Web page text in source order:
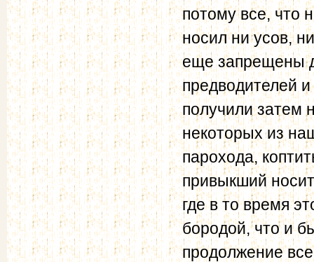
потому все, что
носил ни усов,
еще запрещены
предводителей
получили затем
некоторых из
парохода,
привыкший
где в то время
бородой, что и
продолжение